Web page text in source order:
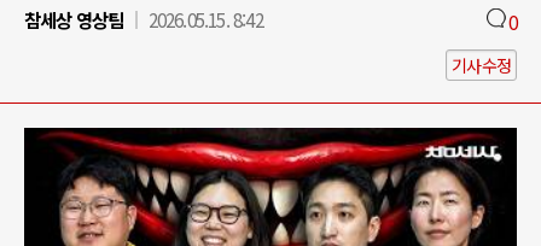
참세상 영상팀
2026.05.15. 8:42 0
기사수정